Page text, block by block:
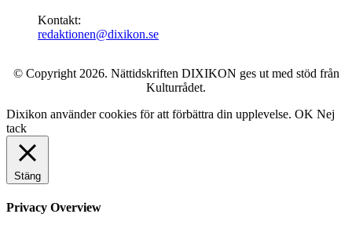
Kontakt:
redaktionen@dixikon.se
© Copyright 2026. Nättidskriften DIXIKON ges ut med stöd från
Kulturrådet.
Dixikon använder cookies för att förbättra din upplevelse. OK Nej
tack
Stäng
Privacy Overview